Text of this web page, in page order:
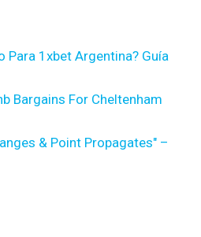
Para 1xbet Argentina? Guía
Bargains For Cheltenham
& Point Propagates" –